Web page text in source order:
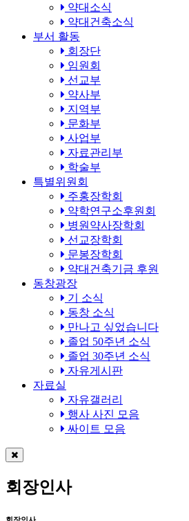
약대소식
약대건축소식
부서 활동
회장단
임원회
선교부
약사부
지역부
문화부
사업부
자료관리부
학술부
특별위원회
주홍장학회
약학연구소후원회
병원약사장학회
선교장학회
문봉장학회
약대건축기금 후원
동창광장
기 소식
동창 소식
만나고 싶었습니다
졸업 50주년 소식
졸업 30주년 소식
자유게시판
자료실
자유갤러리
행사 사진 모음
싸이트 모음
회장인사